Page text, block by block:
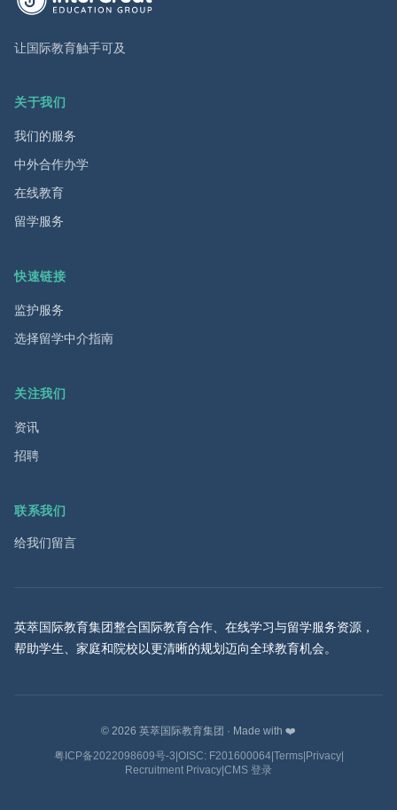
让国际教育触手可及
关于我们
我们的服务
中外合作办学
在线教育
留学服务
快速链接
监护服务
选择留学中介指南
关注我们
资讯
招聘
联系我们
给我们留言
英萃国际教育集团整合国际教育合作、在线学习与留学服务资源，
帮助学生、家庭和院校以更清晰的规划迈向全球教育机会。
© 2026 英萃国际教育集团 · Made with ❤️
粤ICP备2022098609号-3 OISC: F201600064| Terms| Privacy|
Recruitment Privacy CMS 登录